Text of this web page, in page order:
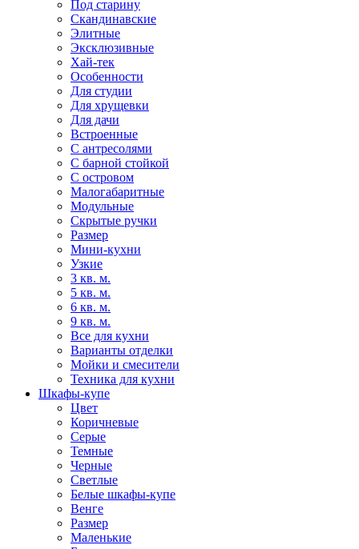
Под старину
Скандинавские
Элитные
Эксклюзивные
Хай-тек
Особенности
Для студии
Для хрущевки
Для дачи
Встроенные
С антресолями
С барной стойкой
С островом
Малогабаритные
Модульные
Скрытые ручки
Размер
Мини-кухни
Узкие
3 кв. м.
5 кв. м.
6 кв. м.
9 кв. м.
Все для кухни
Варианты отделки
Мойки и смесители
Техника для кухни
Шкафы-купе
Цвет
Коричневые
Серые
Темные
Черные
Светлые
Белые шкафы-купе
Венге
Размер
Маленькие